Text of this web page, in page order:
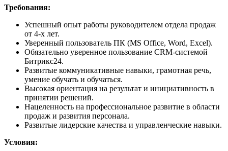
Требования:
Успешный опыт работы руководителем отдела продаж
от 4-х лет.
Уверенный пользователь ПК (MS Office, Word, Excel).
Обязательно уверенное пользование CRM-системой
Битрикс24.
Развитые коммуникативные навыки, грамотная речь,
умение обучать и обучаться.
Высокая ориентация на результат и инициативность в
принятии решений.
Нацеленность на профессиональное развитие в области
продаж и развития персонала.
Развитые лидерские качества и управленческие навыки.
Условия: